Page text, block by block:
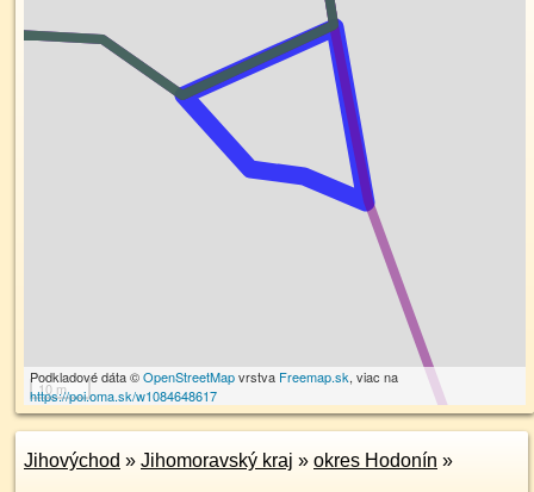
10 m
Podkladové dáta ©OpenStreetMapvrstva Freemap.sk, viac na
https://poi.oma.sk/w1084648617
Jihovýchod » Jihomoravský kraj » okres Hodonín »